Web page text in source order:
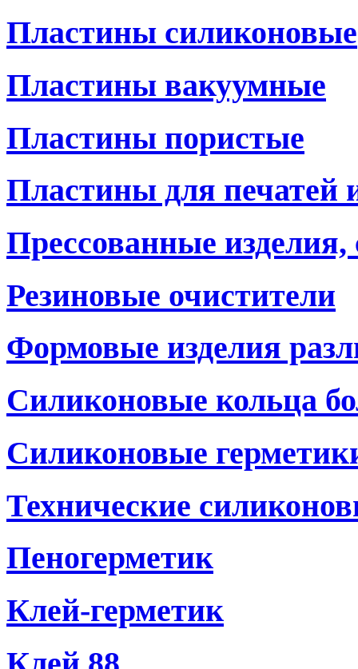
Пластины силиконовые
Пластины вакуумные
Пластины пористые
Пластины для печатей
Прессованные
Резиновые очистители
Формовые изделия
Силиконовые кольца
Силиконовые
Технические
Пеногерметик
Клей-герметик